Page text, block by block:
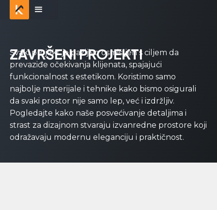
ZAVRŠENI PROJEKTI
Svaki projekt je pažljivo osmišljen s ciljem da
prevaziđe očekivanja klijenata, spajajući
funkcionalnost s estetikom. Koristimo samo
najbolje materijale i tehnike kako bismo osigurali
da svaki prostor nije samo lep, već i izdržljiv.
Pogledajte kako naše posvećivanje detaljima i
strast za dizajnom stvaraju izvanredne prostore koji
odražavaju modernu eleganciju i praktičnost.